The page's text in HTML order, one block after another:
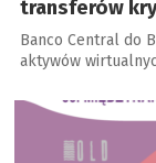
transferów
Banco Central do
aktywów
a